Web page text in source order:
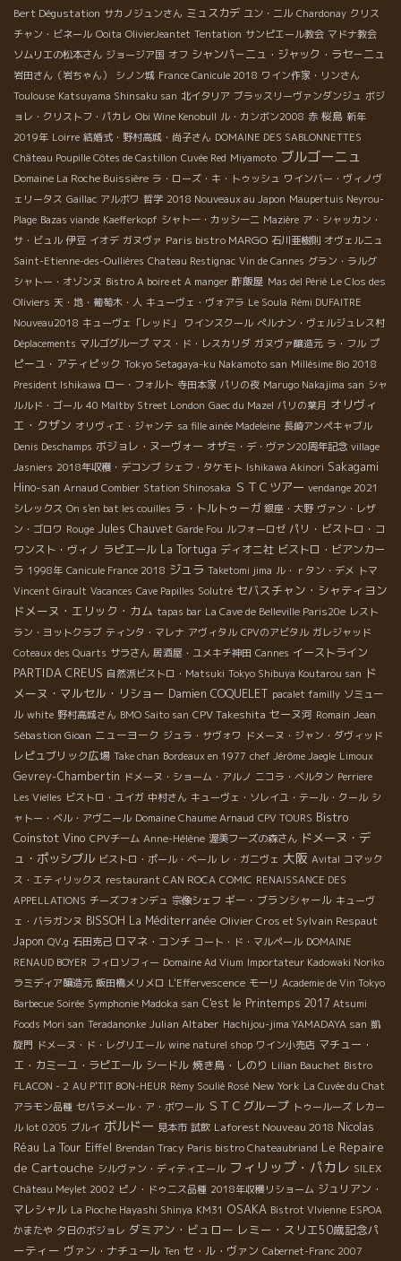
Bert Dégustation サカノジュンさん ミュスカデ ユン・ニル Chardonay クリス
チャン・ビネール Ooita OlivierJeantet Tentation サンピエール教会 マドナ教会
ソムリエの松本さん ジョージア国 オフ シャンパ－ニュ・ジャック・ラセ－ニュ
岩田さん（岩ちゃん） シノン城 France Canicule 2018 ワイン作家・リンさん
Toulouse Katsuyama Shinsaku san 北イタリア ブラッスリーヴァンダンジュ ボジ
ョレ・クリストフ・パカレ Obi Wine Kenobull ル・カンボン2008 赤 桜島 新年
2019年 Loirre 結婚式・野村高城・尚子さん DOMAINE DES SABLONNETTES
Château Poupille Côtes de Castillon Cuvée Red Miyamoto ブルゴーニュ
Domaine La Roche Buissière ラ・ローズ・キ・トゥッシュ ワインバー・ヴィノヴ
ェリータス Gaillac アルボワ 哲学 2018 Nouveaux au Japon Maupertuis Neyrou-
Plage Bazas viande Kaefferkopf シャトー・カッシーニ Mazière ア・シャッカン・
サ・ビュル 伊豆 イオデ ガヌヴァ Paris bistro MARGO 石川亜樹則 オヴェルニュ
Saint-Etienne-des-Oullières Chateau Restignac Vin de Cannes グラン・ラルグ
シャトー・オゾンヌ Bistro A boire et A manger 酢飯屋 Mas del Périé Le Clos des
Oliviers 天・地・葡萄木・人 キューヴェ・ヴォアラ Le Soula Rémi DUFAITRE
Nouveau2018 キューヴェ「レッド」 ワインスクール ぺルナン・ヴェルジュレス村
Déplacements マルゴグループ マス・ド・レスカリダ ガヌヴァ醸造元 ラ・フル プ
ピーユ・アティピック Tokyo Setagaya-ku Nakamoto san Millésime Bio 2018
President Ishikawa ロー・フォルト 寺田本家 パリの夜 Marugo Nakajima san シャ
ルルド・ゴール 40 Maltby Street London Gaec du Mazel パリの葉月 オリヴィ
エ・クザン オリヴィエ・ジャンテ sa fille ainée Madeleine 長崎アンペキャブル
Denis Deschamps ボジョレ・ヌーヴォー オザミ・デ・ヴァン20周年記念 village
Jasniers 2018年収穫・デコンブ シェフ・タケモト Ishikawa Akinori Sakagami
Hino-san Arnaud Combier Station Shinosaka ＳＴＣツアー vendange 2021
シレックス On s'en bat les couilles ラ・トルトゥーガ 銀座・大野 ヴァン・レザ
ン・ゴロワ Rouge Jules Chauvet Garde Fou ルフォーロゼ パリ・ビストロ・コ
ワンスト・ヴィノ ラピエール La Tortuga ディオニ社 ビストロ・ビアンカー
ラ 1998年 Canicule France 2018 ジュラ Taketomi jima ル・ｒタン・デメ トマ
Vincent Girault Vacances Cave Papilles Solutré セバスチャン・シャティヨン
ドメーヌ・エリック・カム tapas bar La Cave de Belleville Paris20e レスト
ラン・ヨットクラブ ティンタ・マレナ アヴィタル CPVのアビタル ガレジャッド
Coteaux des Quarts サラさん 居酒屋・ユメキチ神田 Cannes イーストライン
PARTIDA CREUS 自然派ビストロ・Matsuki Tokyo Shibuya Koutarou san ド
メーヌ・マルセル・リショー Damien COQUELET pacalet familly ソミュー
ル white 野村高城さん BMO Saito san CPV Takeshita セーヌ河 Romain Jean
Sébastion Gioan ニューヨーク ジュラ・サヴォワ ドメーヌ・ジャン・ダヴィッド
レピュブリック広場 Take chan Bordeaux en 1977 chef Jérôme Jaegle Limoux
Gevrey-Chambertin ドメーヌ・ショーム・アルノ ニコラ・ベルタン Perriere
Les Vielles ビストロ・ユイガ 中村さん キューヴェ・ソレイユ・テール・クール シ
ャトー・ベル・アヴニール Domaine Chaume Arnaud CPV TOURS Bistro
Coinstot Vino CPVチーム Anne-Hélène 渥美フーズの森さん ドメーヌ・デ
ュ・ポッシブル ビストロ・ポール・ベール レ・ガニヴェ 大阪 Avital コマック
ス・エティリックス restaurant CAN ROCA COMIC RENAISSANCE DES
APPELLATIONS チーズフォンデュ 宗像シェフ ギー・ブランシャール キューヴ
ェ・バラガンヌ BISSOH La Méditerranée Olivier Cros et Sylvain Respaut
Japon QV.g 石田克己 ロマネ・コンチ コート・ド・マルペール DOMAINE
RENAUD BOYER フィロソフィー Domaine Ad Vium Importateur Kadowaki Noriko
ラミディア醸造元 飯田橋メリメロ L'Effervescence モーリ Academie de Vin Tokyo
Barbecue Soirée Symphonie Madoka san C'est le Printemps 2017 Atsumi
Foods Mori san Teradanonke Julian Altaber Hachijou-jima YAMADAYA san 凱
旋門 ドメーヌ・ド・レグリエール wine naturel shop ワイン小売店 マチュー・
エ・カミーユ・ラピエール シードル 焼き鳥・しのり Lilian Bauchet Bistro
FLACON - 2 AU P'TIT BON-HEUR Rémy Soulié Rosé New York La Cuvée du Chat
アラモン品種 セパラメール・ア・ボワール ＳＴＣグループ トゥールーズ レカー
ル lot 0205 ブルイ ボルドー 見本市 試飲 Laforest Nouveau 2018 Nicolas
Réau La Tour Eiffel Brendan Tracy Paris bistro Chateaubriand Le Repaire
de Cartouche シルヴァン・ディティエール フィリップ・パカレ SILEX
Château Meylet 2002 ピノ・ドゥニス品種 2018年収穫リショーム ジュリアン・
マレシャル La Pioche Hayashi Shinya KM31 OSAKA Bistrot VIvienne ESPOA
かまたや 夕日のボジョレ ダミアン・ビュロー レミー・スリエ50歳記念パ
ーティー ヴァン・ナチュール Ten セ・ル・ヴァン Cabernet-Franc 2007